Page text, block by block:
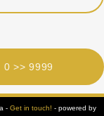
0 >> 9999
- Get in touch! - powered by